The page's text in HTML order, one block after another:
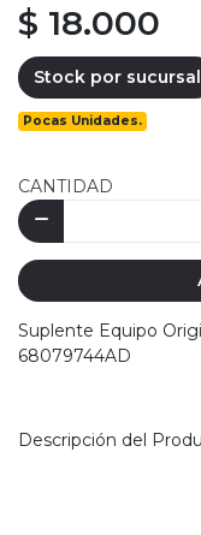
$ 18.000
Stock por sucursal
Pocas Unidades.
CANTIDAD
Suplente Equipo
68079744AD
Descripción del